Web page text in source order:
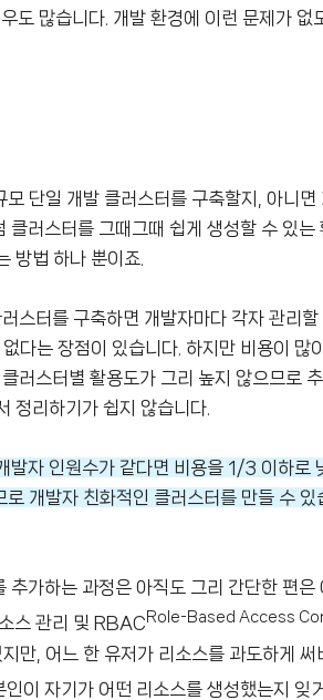
도 많습니다. 개발 환경에 이런 문제가 없
단일 개발 클러스터를 구축할지, 아니면
러스터를 그때그때 쉽게 생성할 수 있
방법 하나 뿐이죠.
스터를 구축하면 개발자마다 각자 관리
다는 장점이 있습니다. 하지만 비용이 많
러스터별 활용도가 그리 높지 않으므로
정리하기가 쉽지 않습니다.
발자 인원수가 같다면 비용을 1/3 이하로
개발자 친화적인 클러스터를 만들 수
가하는 과정은 아직도 그리 간단한 편
스 관리 및 RBAC Role-Based Access
만, 어느 한 유저가 리소스를 과도하게 써
이 자기가 어떤 리소스를 생성했는지 잊